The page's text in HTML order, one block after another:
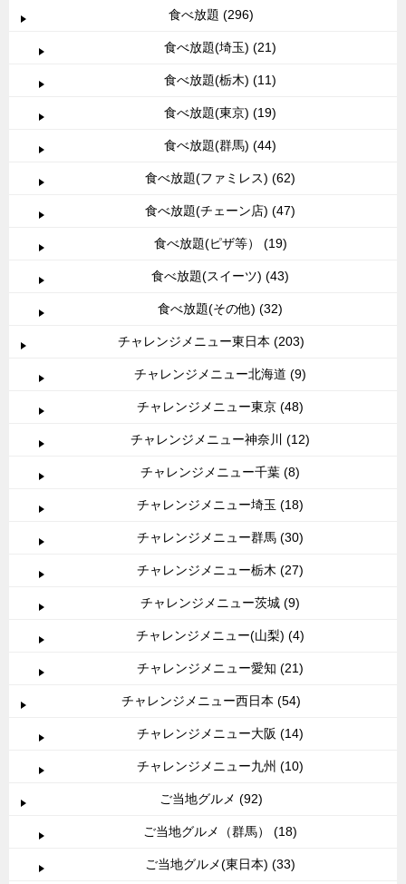
食べ放題 (296)
食べ放題(埼玉) (21)
食べ放題(栃木) (11)
食べ放題(東京) (19)
食べ放題(群馬) (44)
食べ放題(ファミレス) (62)
食べ放題(チェーン店) (47)
食べ放題(ピザ等） (19)
食べ放題(スイーツ) (43)
食べ放題(その他) (32)
チャレンジメニュー東日本 (203)
チャレンジメニュー北海道 (9)
チャレンジメニュー東京 (48)
チャレンジメニュー神奈川 (12)
チャレンジメニュー千葉 (8)
チャレンジメニュー埼玉 (18)
チャレンジメニュー群馬 (30)
チャレンジメニュー栃木 (27)
チャレンジメニュー茨城 (9)
チャレンジメニュー(山梨) (4)
チャレンジメニュー愛知 (21)
チャレンジメニュー西日本 (54)
チャレンジメニュー大阪 (14)
チャレンジメニュー九州 (10)
ご当地グルメ (92)
ご当地グルメ（群馬） (18)
ご当地グルメ(東日本) (33)